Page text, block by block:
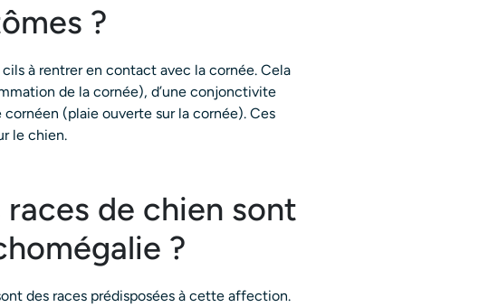
?
à rentrer en contact avec la cornée. Cela
de la cornée), d’une conjonctivite
(plaie ouverte sur la cornée). Ces
le chien.
de chien sont
?
des races prédisposées à cette affection.